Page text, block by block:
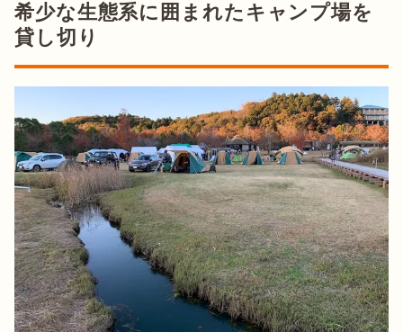
希少な生態系に囲まれたキャンプ場を
貸し切り